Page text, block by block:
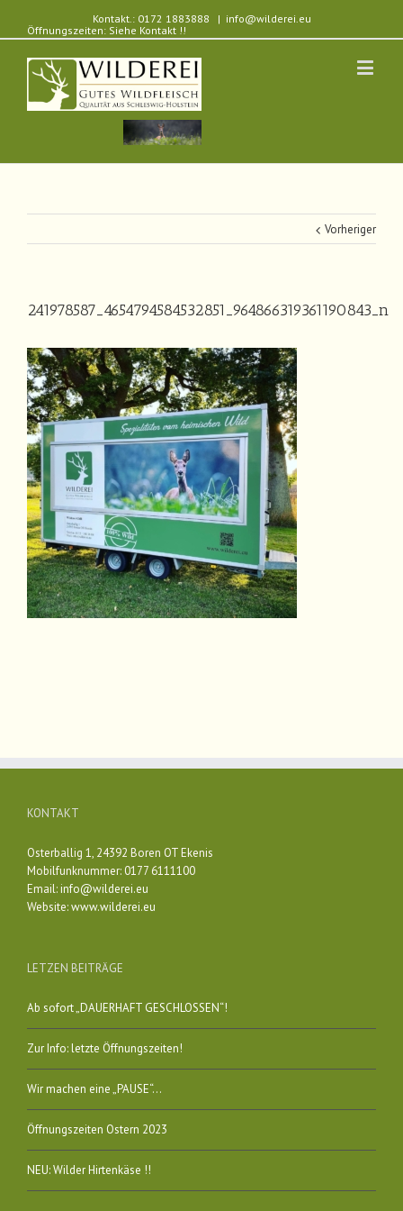
Kontakt.: 0172 1883888
Öffnungszeiten: Siehe Kontakt !!
| info@wilderei.eu
Vorheriger
241978587_4654794584532851_964866319361190843_n
KONTAKT
Osterballig 1, 24392 Boren OT Ekenis
Mobilfunknummer: 0177 6111100
Email:info@wilderei.eu
Website:www.wilderei.eu
LETZEN BEITRÄGE
Ab sofort „DAUERHAFT GESCHLOSSEN“!
Zur Info: letzte Öffnungszeiten!
Wir machen eine „PAUSE“…
Öffnungszeiten Ostern 2023
NEU: Wilder Hirtenkäse !!